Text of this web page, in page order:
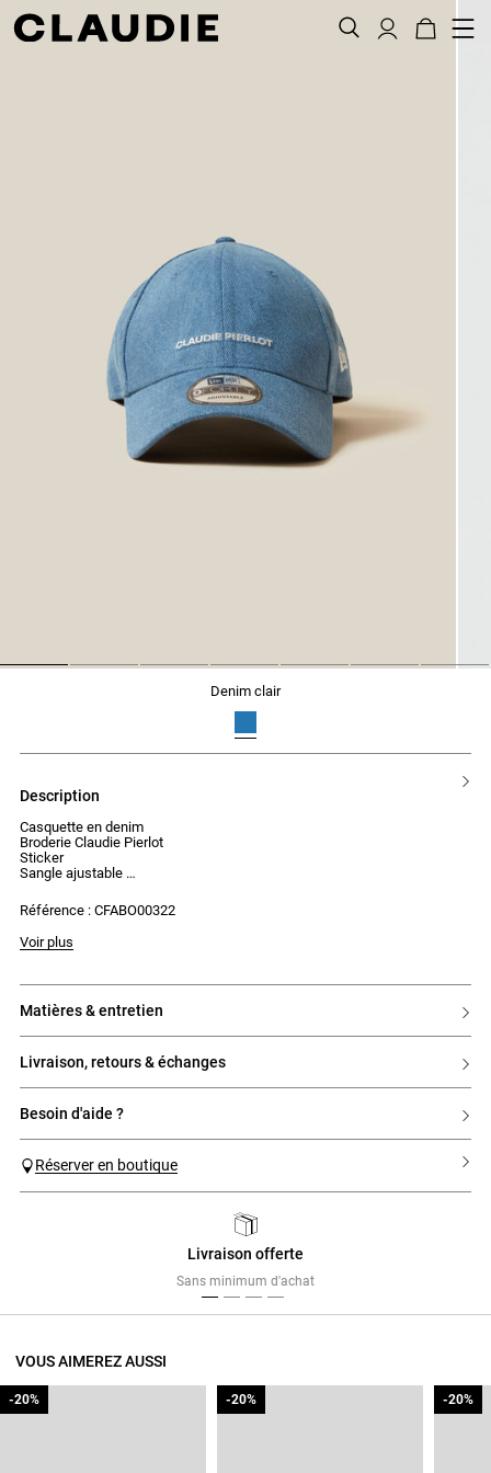
denim clair
description
Casquette en denim
Broderie Claudie Pierlot
Sticker
Sangle ajustable
Collaboration exclusive New Era x Claudie Pierlot
Référence : CFABO00322
Voir plus
matières & entretien
livraison, retours & échanges
besoin d'aide ?
Réserver en boutique
Livraison offerte
Sans minimum d'achat
VOUS AIMEREZ AUSSI
-20%
-20% -20%
-20% -20%
-20%